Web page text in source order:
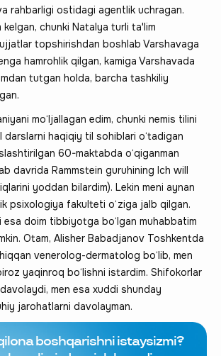
rahbarligi ostidagi agentlik uchragan.
kelgan, chunki Natalya turli ta'lim
topshirishdan boshlab Varshavaga
hamrohlik qilgan, kamiga Varshavada
tutgan holda, barcha tashkiliy
mo‘ljallagan edim, chunki nemis tilini
darslarni haqiqiy til sohiblari o‘tadigan
60-maktabda o‘qiganman
davrida Rammstein guruhining Ich will
yoddan bilardim). Lekin meni aynan
psixologiya fakulteti o‘ziga jalb qilgan.
esa doim tibbiyotga bo‘lgan muhabbatim
Otam, Alisher Babadjanov Toshkentda
venerolog-dermatolog bo‘lib, men
yaqinroq bo‘lishni istardim. Shifokorlar
men esa xuddi shunday
jarohatlarni davolayman.
boshqarishni istaysizmi?